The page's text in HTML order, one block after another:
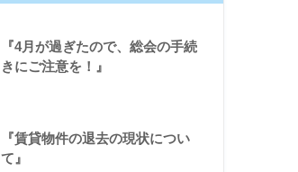
『4月が過ぎたので、総会の手続
きにご注意を！』
『賃貸物件の退去の現状につい
て』